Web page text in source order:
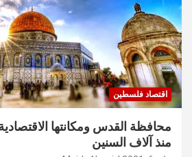
اقتصاد فلسطين
محافظة القدس ومكانتها
منذ آلاف السنين